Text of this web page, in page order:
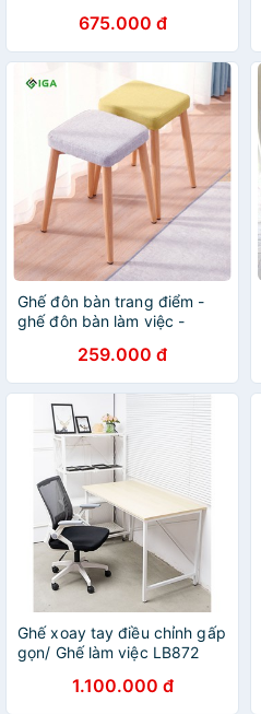
675.000 đ
Ghế đôn bàn trang điểm -
ghế đôn bàn làm việc -
259.000 đ
Ghế xoay tay điều chỉnh gấp
gọn/ Ghế làm việc LB872
1.100.000 đ